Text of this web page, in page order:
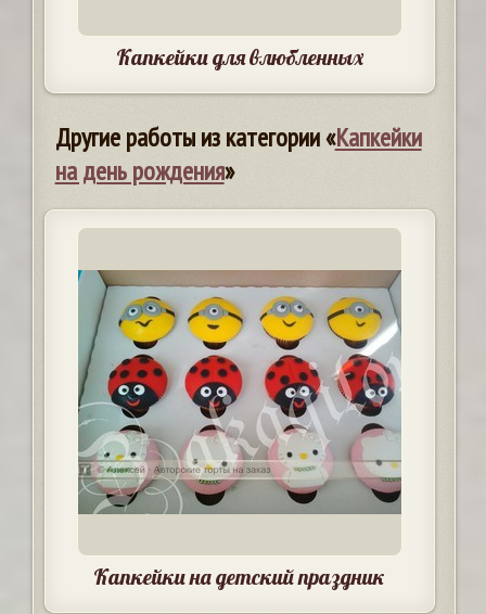
Капкейки для влюбленных
Другие работы из категории «Капкейки
на день рождения»
Капкейки на детский праздник